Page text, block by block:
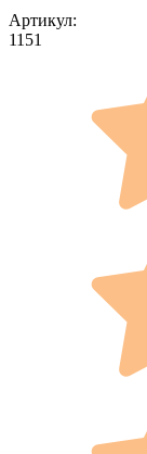
Артикул:
1151